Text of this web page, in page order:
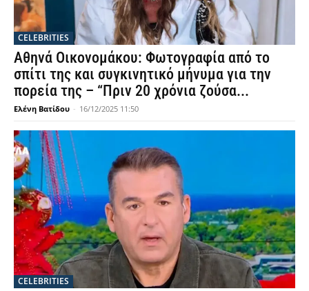
CELEBRITIES
Αθηνά Οικονομάκου: Φωτογραφία από το
σπίτι της και συγκινητικό μήνυμα για την
πορεία της – “Πριν 20 χρόνια ζούσα...
Ελένη Βατίδου - 16/12/2025 11:50
CELEBRITIES